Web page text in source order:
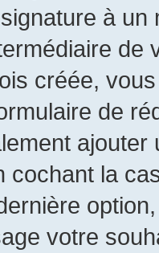
à un
créée,
de
cochant la
votre